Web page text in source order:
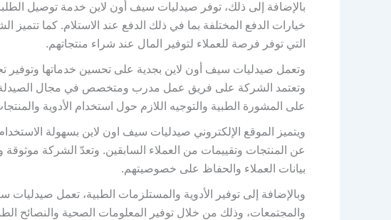
بالإضافة إلى ذلك، توفر صيدليات سيف أون لاين خدمة توصيل
خيارات الدفع المختلفة بما في ذلك الدفع عند الاستلام. كما
التي توفر فرصة للعملاء لتوفير المال عند شراء منتجاتهم.
وتعمل صيدليات سيف أون لاين بجدية على تحسين خدماتها وتوفير
وتعتمد الشركة على فريق عمل مدرب ومتخصص في مجال الصيدلة
على المشورة الطبية والتوجيه اللازم حول استخدام الأدوية
ويتميز الموقع الإلكتروني صيدليات سيف اون لاين بسهولة
عن المنتجات وتقييمات من العملاء السابقين. وتعدّ الشركة موثوقة
بيانات العملاء والحفاظ على خصوصيتهم.
وبالإضافة إلى توفير الأدوية والمستلزمات الطبية، تعمل
والمجتمعات، وذلك من خلال توفير المعلومات الصحية والنصائح